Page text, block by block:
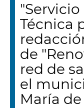
Técnica
de
red de
el
María